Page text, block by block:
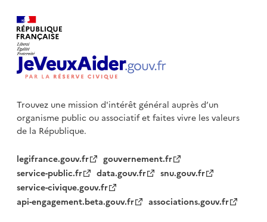
Trouvez une mission d'intérêt général auprès d’un
organisme publicou associatif et faites vivre les valeurs
de la République.
legifrance.gouv.fr
gouvernement.fr
service-public.fr
data.gouv.fr
snu.gouv.fr
service-civique.gouv.fr
api-engagement.beta.gouv.fr
associations.gouv.fr